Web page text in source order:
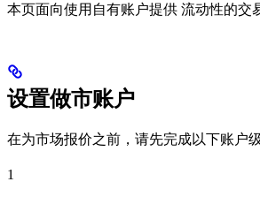
本页面向使用自有账户提供 流动性的交
设置做市账户
在为市场报价之前，请先完成以下账户级
1